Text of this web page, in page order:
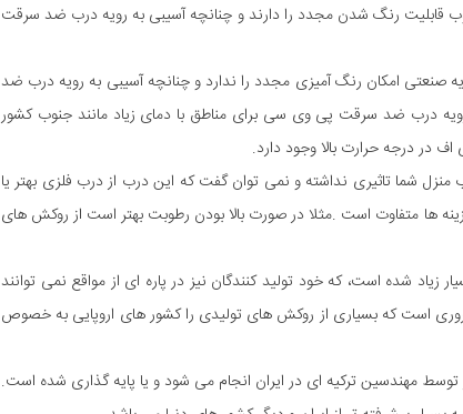
رنگ شدن مجدد را دارند و چنانچه آسیبی به رویه درب ضد سرقت
امکان رنگ آمیزی مجدد را ندارد و چنانچه آسیبی به رویه درب ضد
درب ضد سرقت پی وی سی برای مناطق با دمای زیاد مانند جنوب کشور
در درجه حرارت بالا وجود دارد.
شما تاثیری نداشته و نمی توان گفت که این درب از درب فلزی بهتر یا
ها متفاوت است .مثلا در صورت بالا بودن رطوبت بهتر است از روکش های
شده است، که خود تولید کنندگان نیز در پاره ای از مواقع نمی توانند
است که بسیاری از روکش های تولیدی را کشور های اروپایی به خصوص
توسط مهندسین ترکیه ای در ایران انجام می شود و یا پایه گذاری شده است.